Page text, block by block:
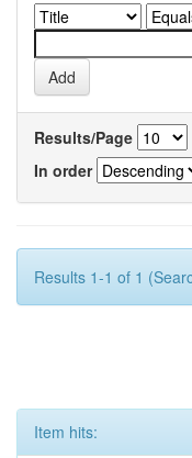
Results/Page
In order
Results 1-1 of 1
Item hits: